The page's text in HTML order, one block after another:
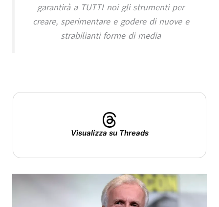
garantirà a TUTTI noi gli strumenti per
creare, sperimentare e godere di nuove e
strabilianti forme di media
Visualizza su Threads